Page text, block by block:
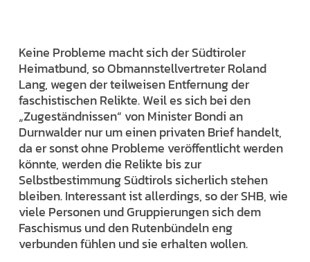
Keine Probleme macht sich der Südtiroler
Heimatbund, so Obmannstellvertreter Roland
Lang, wegen der teilweisen Entfernung der
faschistischen Relikte. Weil es sich bei den
„Zugeständnissen“ von Minister Bondi an
Durnwalder nur um einen privaten Brief handelt,
da er sonst ohne Probleme veröffentlicht werden
könnte, werden die Relikte bis zur
Selbstbestimmung Südtirols sicherlich stehen
bleiben. Interessant ist allerdings, so der SHB, wie
viele Personen und Gruppierungen sich dem
Faschismus und den Rutenbündeln eng
verbunden fühlen und sie erhalten wollen.